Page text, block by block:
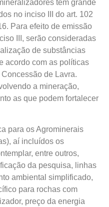
têm grande
no inciso III do art. 102
Para efeito de emissão
III, serão consideradas
de substâncias
acordo com as políticas
de Lavra.
a mineração,
as que podem fortalecer
para os Agrominerais
aí incluídos os
entre outros,
da pesquisa, linhas
ambiental simplificado,
para rochas com
preço da energia